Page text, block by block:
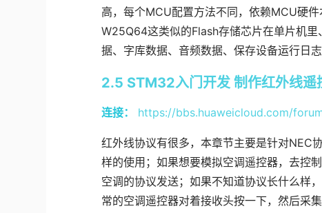
高，每个MCU配置方法不同，依赖MCU硬
W25Q64这类似的Flash存储芯片在单片机
据、字库数据、音频数据、保存设备运行日志
2.5 STM32入门开发 制作红外线
连接： https://bbs.huaweicloud.com/
红外线协议有很多，本章节主要是针对NEC
样的使用；如果想要模拟空调遥控器，去控
空调的协议发送；如果不知道协议长什么样
常的空调遥控器对着接收头按一下，然后采